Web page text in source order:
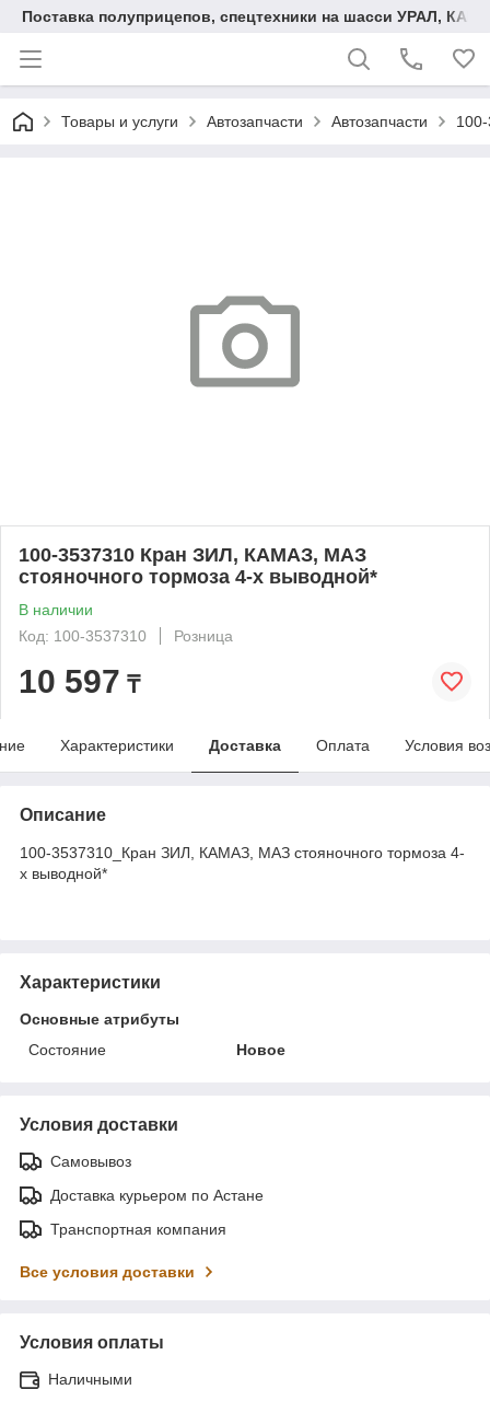
Поставка полуприцепов, спецтехники на шасси УРАЛ,
Товары и услуги Автозапчасти Автозапчасти
100-3537310 Кран ЗИЛ, КАМАЗ, МАЗ
стояночного тормоза 4-х выводной*
В наличии
Код: 100-3537310
Розница
10 597 ₸
Характеристики Доставка Оплата Условия
Описание
100-3537310_Кран ЗИЛ, КАМАЗ, МАЗ стояночного тормоза 4-
х выводной*
Характеристики
Основные атрибуты
Состояние
Новое
Условия доставки
Самовывоз
Доставка курьером по Астане
Транспортная компания
Все условия доставки
Условия оплаты
Наличными